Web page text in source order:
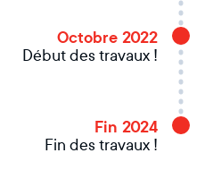
Octobre 2022
Début des travaux !
Fin 2024
Fin des travaux !